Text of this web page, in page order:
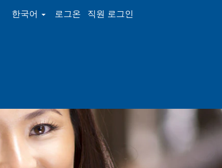
한국어 로그온 직원 로그인